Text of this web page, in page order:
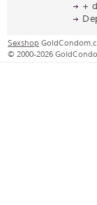
+
Sexshop
© 2000-2026